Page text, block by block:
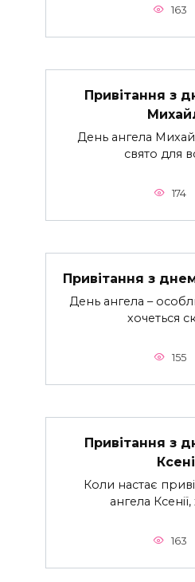
163
Привітання з
День ангела
свято для
174
Привітання з
День ангела –
хочеться
155
Привітання з
Коли настає
ангела
163